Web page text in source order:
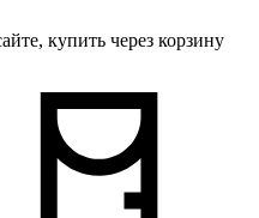
купить через корзину